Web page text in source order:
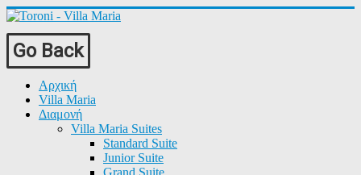
Go Back
Αρχική
Villa Maria
Διαμονή
Villa Maria Suites
Standard Suite
Junior Suite
Grand Suite